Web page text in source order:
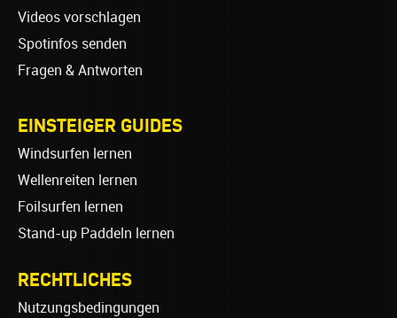
Videos vorschlagen
Spotinfos senden
Fragen & Antworten
EINSTEIGER GUIDES
Windsurfen lernen
Wellenreiten lernen
Foilsurfen lernen
Stand-up Paddeln lernen
RECHTLICHES
Nutzungsbedingungen